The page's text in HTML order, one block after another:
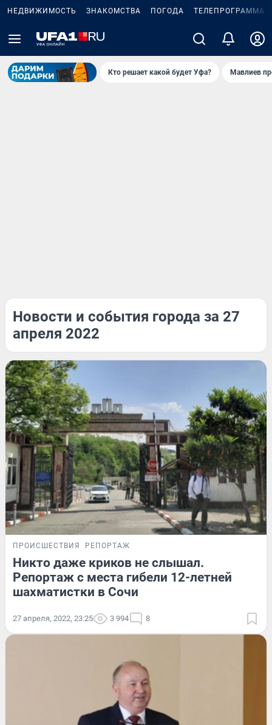
НЕДВИЖИМОСТЬ ЗНАКОМСТВА ПОГОДА ТЕЛЕПРОГРАММА
Кто решает какой будет Уфа? Мавлиев
Новости и события города за 27
апреля 2022
ПРОИСШЕСТВИЯ РЕПОРТАЖ
Никто даже криков не слышал.
Репортаж с места гибели 12-летней
шахматистки в Сочи
27 апреля, 2022, 23:25 3 994 8